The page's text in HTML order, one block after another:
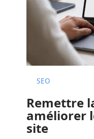
SEO
Remettre
améliorer
site